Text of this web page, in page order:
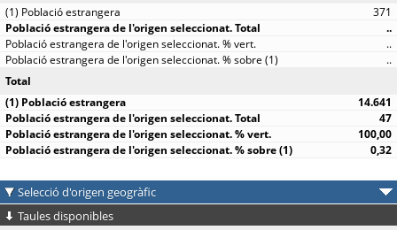
371
..
..
..
Total
14.641
47
100,00
0,32
Selecció d'origen geogràfic
Taules disponibles